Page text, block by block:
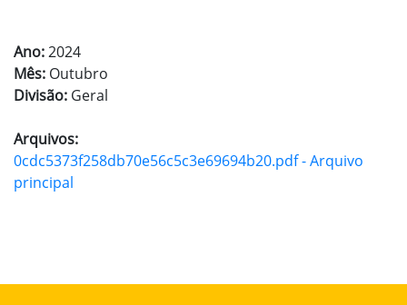
Ano:2024
Mês: Outubro
Divisão: Geral
Arquivos:
0cdc5373f258db70e56c5c3e69694b20.pdf - Arquivo
principal